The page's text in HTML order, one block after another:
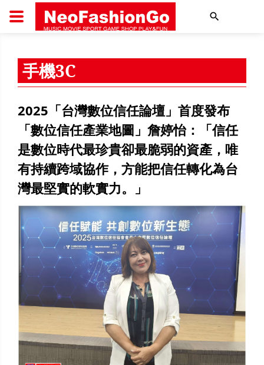
搜尋
手機3C
2025「台灣數位信任論壇」首度發布
「數位信任產業地圖」詹婷怡：「信任
是數位時代最珍貴卻最脆弱的資產，唯
有持續跨域協作，方能把信任轉化為台
灣最堅實的軟實力。」